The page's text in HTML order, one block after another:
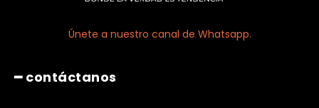
Únete a nuestro canal de Whatsapp.
━ contáctanos